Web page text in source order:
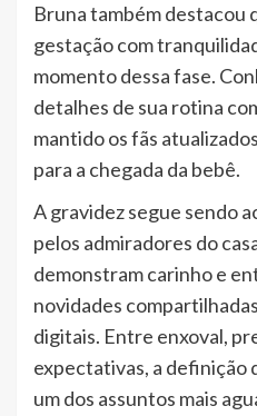
Bruna também destacou
gestação com
momento dessa fase.
detalhes de sua rotina
mantido os fãs
para a chegada da bebê.
A gravidez segue sendo
pelos admiradores do
demonstram carinho e
novidades
digitais. Entre enxoval,
expectativas, a definição
um dos assuntos mais